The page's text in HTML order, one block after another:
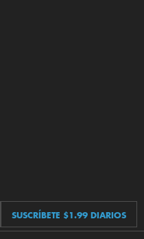
SUSCRÍBETE $1.99 DIARIOS